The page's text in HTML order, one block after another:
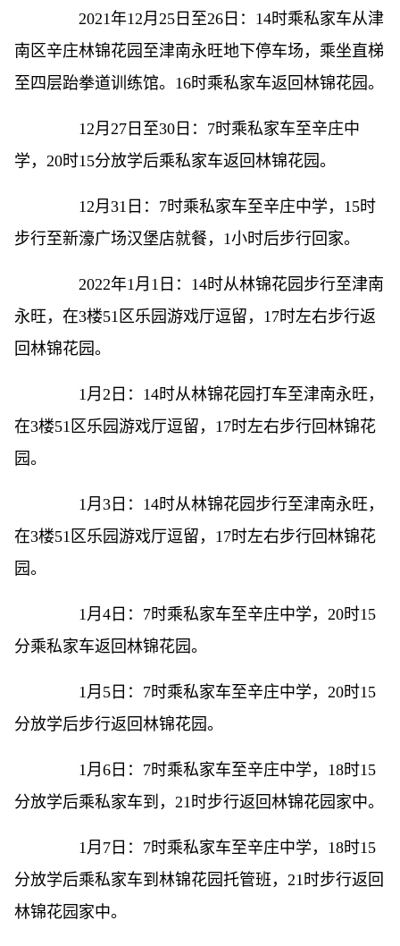
2021年12月25日至26日：14时乘私家车从津
南区辛庄林锦花园至津南永旺地下停车场，乘坐直梯
至四层跆拳道训练馆。16时乘私家车返回林锦花园。
12月27日至30日：7时乘私家车至辛庄中
学，20时15分放学后乘私家车返回林锦花园。
12月31日：7时乘私家车至辛庄中学，15时
步行至新濠广场汉堡店就餐，1小时后步行回家。
2022年1月1日：14时从林锦花园步行至津南
永旺，在3楼51区乐园游戏厅逗留，17时左右步行返
回林锦花园。
1月2日：14时从林锦花园打车至津南永旺，
在3楼51区乐园游戏厅逗留，17时左右步行回林锦花
园。
1月3日：14时从林锦花园步行至津南永旺，
在3楼51区乐园游戏厅逗留，17时左右步行回林锦花
园。
1月4日：7时乘私家车至辛庄中学，20时15
分乘私家车返回林锦花园。
1月5日：7时乘私家车至辛庄中学，20时15
分放学后步行返回林锦花园。
1月6日：7时乘私家车至辛庄中学，18时15
分放学后乘私家车到，21时步行返回林锦花园家中。
1月7日：7时乘私家车至辛庄中学，18时15
分放学后乘私家车到林锦花园托管班，21时步行返回
林锦花园家中。